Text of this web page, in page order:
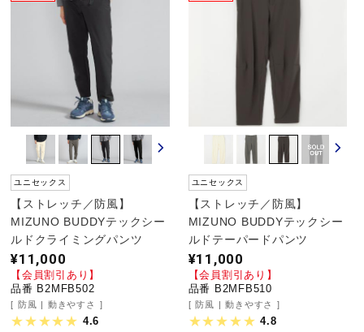
ユニセックス
【ストレッチ／防風】
MIZUNO BUDDYテックシー
ルドクライミングパンツ
¥11,000
【会員割引あり】
品番 B2MFB502
防風 動きやすさ
4.6
ユニセックス
【ストレッチ／防風】
MIZUNO BUDDYテックシー
ルドテーパードパンツ
¥11,000
【会員割引あり】
品番 B2MFB510
防風 動きやすさ
4.8